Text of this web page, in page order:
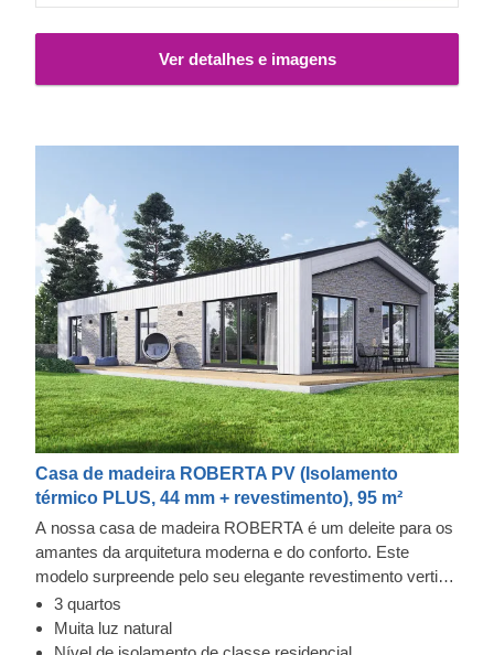
Ver detalhes e imagens
Casa de madeira ROBERTA PV (Isolamento
térmico PLUS, 44 mm + revestimento), 95 m²
A nossa casa de madeira ROBERTA é um deleite para os
amantes da arquitetura moderna e do conforto. Este
modelo surpreende pelo seu elegante revestimento vertical
e grandes janelas, mas o que conta é o interior: uma
espaçosa sala de estar e uma casa de banho para cada
quarto! Esta distribuição é ideal para famílias com crianças
Revestimento exterior em Cedral Click e pedra
Esta casa pré-fabricada de madeira inclui um revestimento
3 quartos
Muita luz natural